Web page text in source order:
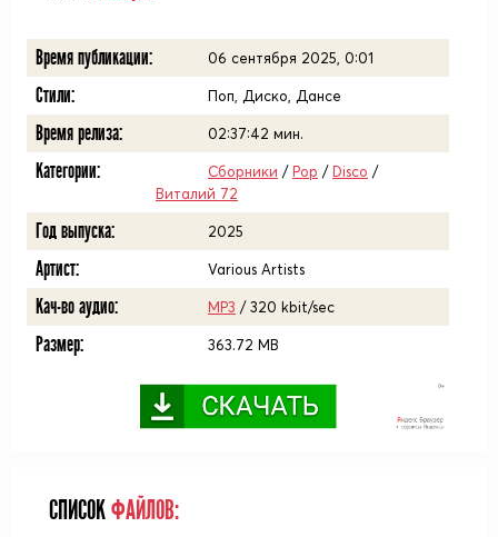
Время публикации: 06 сентября 2025, 0:01
Стили: Поп, Диско, Дансе
Время релиза: 02:37:42 мин.
Категории: Сборники /Pop /Disco /
Виталий 72
Год выпуска: 2025
Артист: Various Artists
Кач-во аудио: MP3 / 320 kbit/sec
Размер: 363.72 MB
СПИСОКФАЙЛОВ: